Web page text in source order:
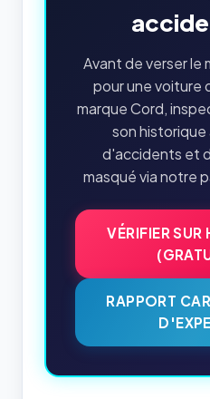
Avant de verser le
pour une voiture
marque Cord,
son
d'accidents et
masqué via notre
VÉRIFIER
RAPPORT